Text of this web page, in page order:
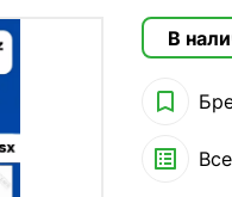
В

 Все